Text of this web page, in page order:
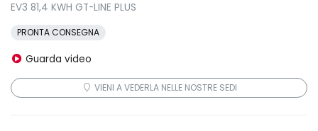
EV3 81,4 KWH GT-LINE PLUS
PRONTA CONSEGNA
Guarda video
VIENI A VEDERLA NELLE NOSTRE SEDI